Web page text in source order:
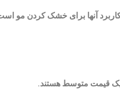
آنها برای خشک کردن مو
یک قیمت متوسط هستند.